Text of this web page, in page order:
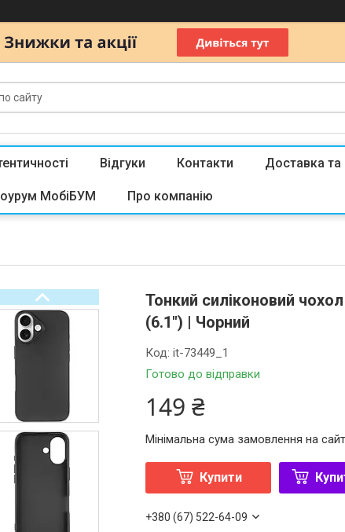
Відгуки Контакти Доставка та
МобіБУМ Про компанію
Тонкий силіконовий
(6.1") | Чорний
Готово до відправки
Код:it-73449_1
149 ₴
Мінімальна сума замовлення на
Купити
+380 (67) 522-64-09